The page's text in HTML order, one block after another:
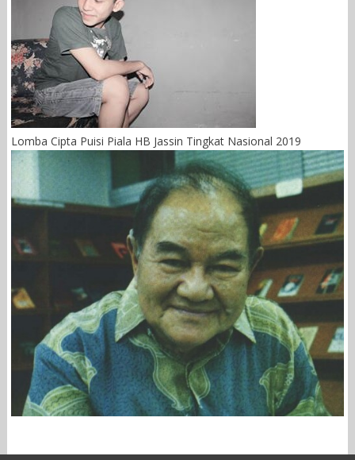
Lomba Cipta Puisi Piala HB Jassin Tingkat Nasional 2019